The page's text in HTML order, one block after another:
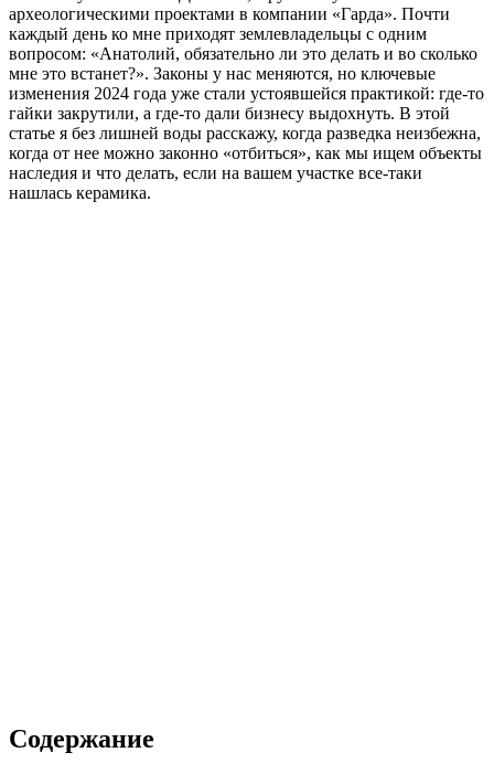
археологическими проектами в компании «Гарда». Почти
каждый день ко мне приходят землевладельцы с одним
вопросом: «Анатолий, обязательно ли это делать и во сколько
мне это встанет?». Законы у нас меняются, но ключевые
изменения 2024 года уже стали устоявшейся практикой: где-то
гайки закрутили, а где-то дали бизнесу выдохнуть. В этой
статье я без лишней воды расскажу, когда разведка неизбежна,
когда от нее можно законно «отбиться», как мы ищем объекты
наследия и что делать, если на вашем участке все-таки
нашлась керамика.
Содержание